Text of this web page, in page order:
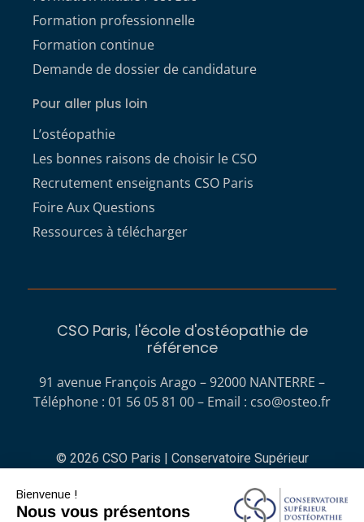
Bienvenue !
Nous vous présentons
Formation professionnelle
Formation continue
Demande de dossier de candidature
Pour aller plus loin
L’ostéopathie
Les bonnes raisons de choisir le CSO
Recrutement enseignants CSO Paris
Foire Aux Questions
Ressources à télécharger
CSO Paris, l'école d'ostéopathie de
référence
91 avenue François Arago – 92000 NANTERRE –
Téléphone : 01 56 05 81 00 – Email : cso@osteo.fr
© 2026 CSO Paris | Conservatoire Supérieur